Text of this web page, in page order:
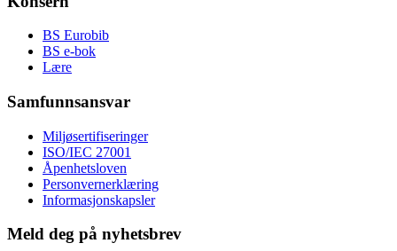
BS Eurobib
BS e-bok
Lære
Samfunnsansvar
Miljøsertifiseringer
ISO/IEC 27001
Åpenhetsloven
Personvernerklæring
Informasjonskapsler
Meld deg på nyhetsbrev